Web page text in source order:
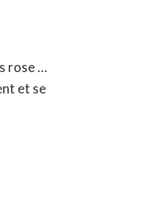
rose …
et se